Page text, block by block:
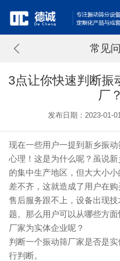
常见
3点让你快速判断振
厂？
发布日期：2023-01-
现在一些用户一提到新乡振动
心理！这是为什么呢？虽说
的集中生产地区，但大大小
差不齐，这就造成了用户在
售后服务跟不上，设备出现
题。那么用户可以从哪些方
厂家为实体企业呢？
判断一个振动筛厂家是否是
行判断。